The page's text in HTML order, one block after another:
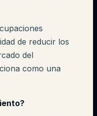
de reducir los
del
como una